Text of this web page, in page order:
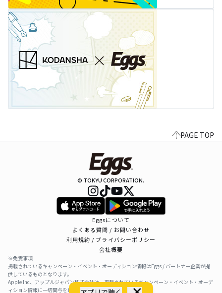
PAGE TOP
© TOKYU CORPORATION.
Eggsについて
よくある質問 / お問い合わせ
利用規約 / プライバシーポリシー
会社概要
※免責事項
掲載されているキャンペーン・イベント・オーディション情報はEggs / パートナー企業が提
供しているものとなります。
Apple Inc、アップルジャパン株式会社は、掲載されているキャンペーン・イベント・オーデ
ィション情報に一切関与をしておりません。